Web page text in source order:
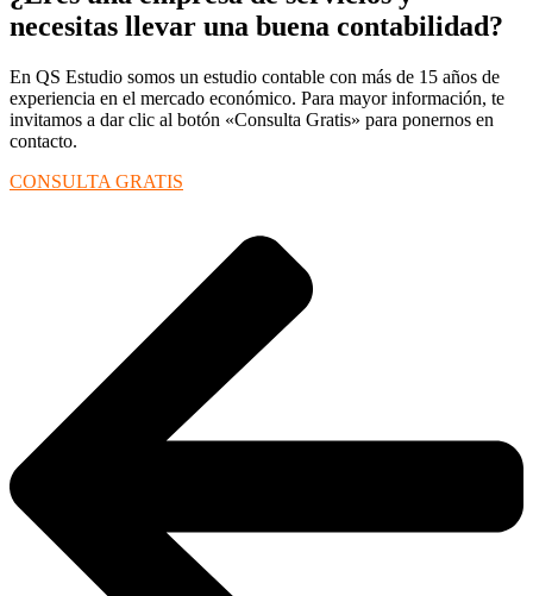
necesitas llevar una buena contabilidad?
En QS Estudio somos un estudio contable con más de 15 años de
experiencia en el mercado económico. Para mayor información, te
invitamos a dar clic al botón «Consulta Gratis» para ponernos en
contacto.
CONSULTA GRATIS